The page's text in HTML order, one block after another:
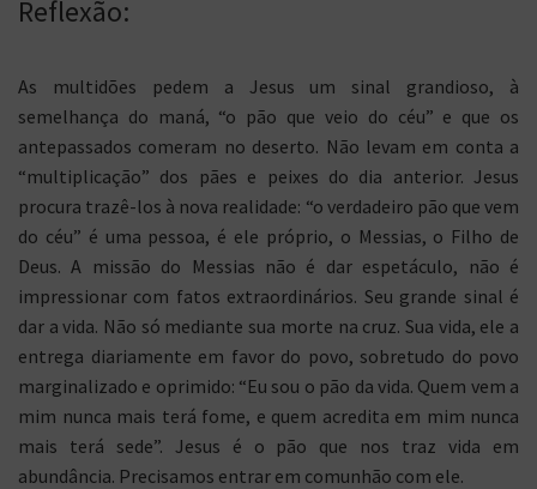
Reflexão:
As multidões pedem a Jesus um sinal grandioso, à
semelhança do maná, “o pão que veio do céu” e que os
antepassados comeram no deserto. Não levam em conta a
“multiplicação” dos pães e peixes do dia anterior. Jesus
procura trazê-los à nova realidade: “o verdadeiro pão que vem
do céu” é uma pessoa, é ele próprio, o Messias, o Filho de
Deus. A missão do Messias não é dar espetáculo, não é
impressionar com fatos extraordinários. Seu grande sinal é
dar a vida. Não só mediante sua morte na cruz. Sua vida, ele a
entrega diariamente em favor do povo, sobretudo do povo
marginalizado e oprimido: “Eu sou o pão da vida. Quem vem a
mim nunca mais terá fome, e quem acredita em mim nunca
mais terá sede”. Jesus é o pão que nos traz vida em
abundância. Precisamos entrar em comunhão com ele.